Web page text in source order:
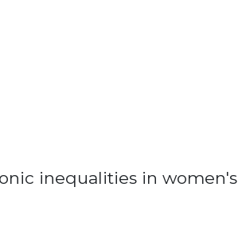
inequalities in women's